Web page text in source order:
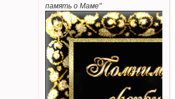
память о Маме"